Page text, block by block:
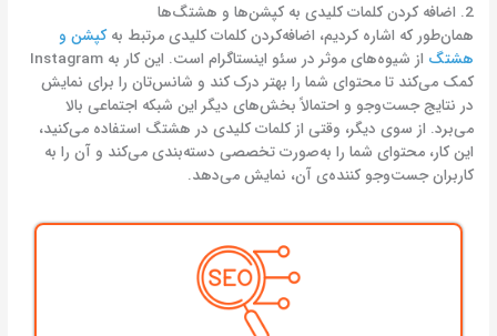
2. اضافه کردن کلمات کلیدی به کپشن‌ها و هشتگ‌ها
همان‌طور که اشاره کردیم، اضافه‌کردن کلمات کلیدی مرتبط بهکپشن‌ و
هشتگ
از شیوه‌های موثر در سئو اینستاگرام است. این کار به Instagram
کمک می‌کند تا محتوای شما را بهتر درک کند و شانس‌تان را برای نمایش
در نتایج جست‌وجو و احتمالاً بخش‌های دیگر این شبکه اجتماعی بالا
می‌برد. از سوی دیگر، وقتی از کلمات کلیدی در هشتگ استفاده می‌کنید،
این کار، محتوای شما را به‌صورت تخصصی دسته‌بندی می‌کند و آن را به
کاربران جست‌وجو کننده‌ی آن، نمایش می‌دهد.